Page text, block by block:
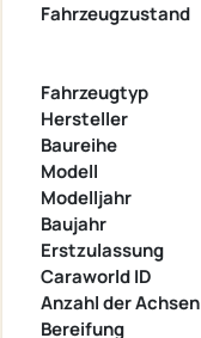
Fahrzeugzustand
Fahrzeugtyp
Hersteller
Baureihe
Modell
Modelljahr
Baujahr
Erstzulassung
Caraworld ID
Anzahl der Achsen
Bereifung